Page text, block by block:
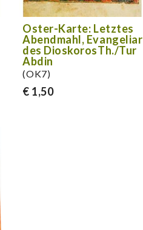
Oster-Karte: Letztes
Abendmahl, Evangeliar
des DioskorosTh./Tur
Abdin
(OK7)
€ 1,50